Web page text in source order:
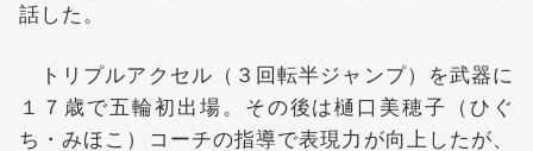
話した。
トリプルアクセル（３回転半ジャンプ）を武器に
１７歳で五輪初出場。その後は樋口美穂子（ひぐ
ち・みほこ）コーチの指導で表現力が向上したが、